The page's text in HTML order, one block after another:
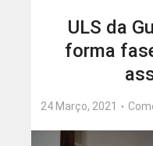
ULS da
forma
24 Março, 2021